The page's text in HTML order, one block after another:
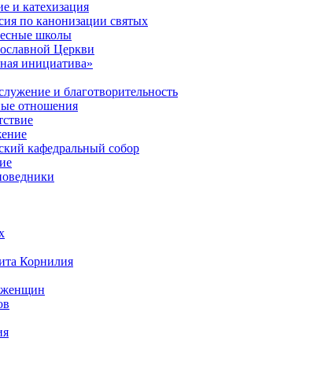
и катехизация
по канонизации святых
школы
Церкви
инициатива»
и благотворительность
отношения
кафедральный собор
Корнилия
женщин